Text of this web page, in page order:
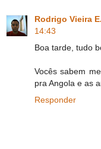
Rodrigo Vieira
14:43
Boa tarde, tudo
Vocês sabem
pra Angola e as
Responder